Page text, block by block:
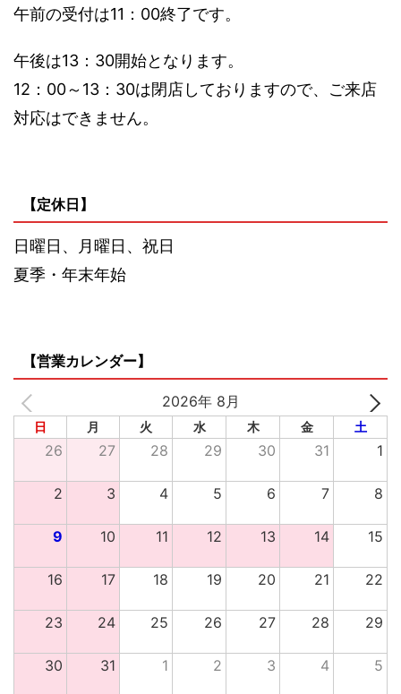
午前の受付は11：00終了です。
午後は13：30開始となります。
12：00～13：30は閉店しておりますので、ご来店
対応はできません。
【定休日】
日曜日、月曜日、祝日
夏季・年末年始
【営業カレンダー】
2026年 8月
日 月 火 水 木 金 土
26 27 28 29 30 31 1
2 3 4 5 6 7 8
9 10 11 12 13 14 15
16 17 18 19 20 21 22
23 24 25 26 27 28 29
30 31 1 2 3 4 5